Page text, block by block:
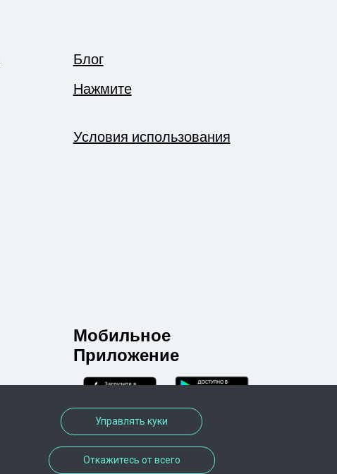
Блог
Нажмите
Условия использования
Мобильное
Приложение
Управлять куки
Откажитесь от всего